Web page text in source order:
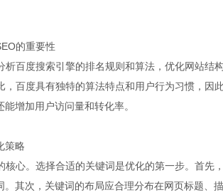
的重要性
析百度搜索引擎的排名规则和算法，优化网站
，百度具有独特的算法特点和用户行为习惯，
增加用户访问量和转化率。
策略
核心。选择合适的关键词是优化的第一步。首
。其次，关键词的布局应合理分布在网页标题、